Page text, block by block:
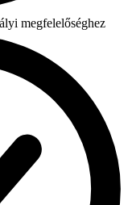
megfelelőséghez